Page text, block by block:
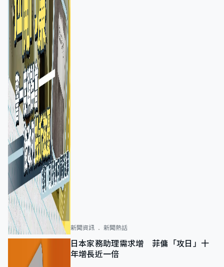
新聞資訊 新聞熱話
日本家務助理需求增 菲傭「攻日」十
年增長近一倍